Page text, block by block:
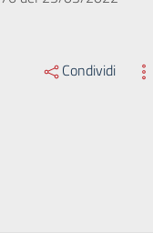
Condividi